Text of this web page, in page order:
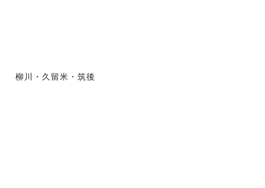
柳川・久留米・筑後